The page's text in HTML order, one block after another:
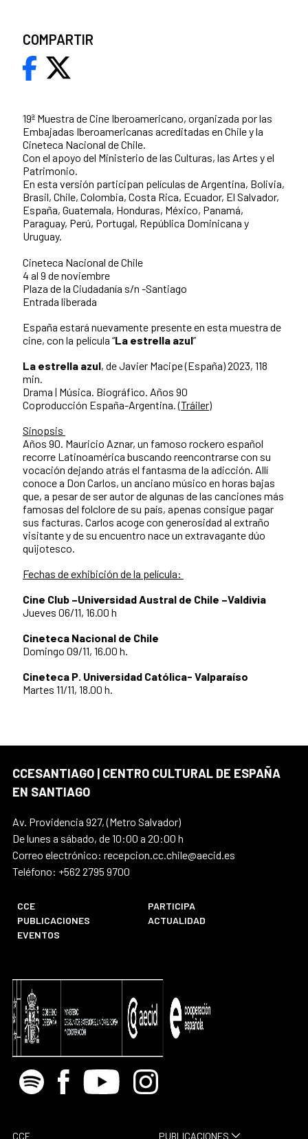
19ª Muestra de Cine Iberoamericano, organizada por las
Embajadas Iberoamericanas acreditadas en Chile y la
Cineteca Nacional de Chile.
Con el apoyo del Ministerio de las Culturas, las Artes y el
Patrimonio.
En esta versión participan películas de Argentina, Bolivia,
Brasil, Chile, Colombia, Costa Rica, Ecuador, El Salvador,
España, Guatemala, Honduras, México, Panamá,
Paraguay, Perú, Portugal, República Dominicana y
Uruguay.
Cineteca Nacional de Chile
4 al 9 de noviembre
Plaza de la Ciudadanía s/n -Santiago
Entrada liberada
España estará nuevamente presente en esta muestra de
cine, con la película “La estrella azul”
La estrella azul, de Javier Macipe (España) 2023, 118
min.
Drama | Música. Biográfico. Años 90
Coproducción España-Argentina. (Tráiler)
Sinopsis
Años 90. Mauricio Aznar, un famoso rockero español
recorre Latinoamérica buscando reencontrarse con su
vocación dejando atrás el fantasma de la adicción. Allí
conoce a Don Carlos, un anciano músico en horas bajas
que, a pesar de ser autor de algunas de las canciones más
famosas del folclore de su país, apenas consigue pagar
sus facturas. Carlos acoge con generosidad al extraño
visitante y de su encuentro nace un extravagante dúo
quijotesco.
Fechas de exhibición de la película:
Cine Club –Universidad Austral de Chile –Valdivia
Jueves 06/11, 16.00 h
Cineteca Nacional de Chile
Domingo 09/11, 16.00 h.
Cineteca P. Universidad Católica- Valparaíso
Martes 11/11, 18.00 h.
COMPARTIR
CCESANTIAGO | CENTRO CULTURAL DE ESPAÑA
EN SANTIAGO
Av. Providencia 927, (Metro Salvador)
De lunes a sábado, de 10:00 a 20:00 h
Correo electrónico: recepcion.cc.chile@aecid.es
Teléfono: +562 2795 9700
CCE
PARTICIPA
PUBLICACIONES
ACTUALIDAD
EVENTOS
Spotify Facebook
Youtube Instagram
CCE PUBLICACIONES